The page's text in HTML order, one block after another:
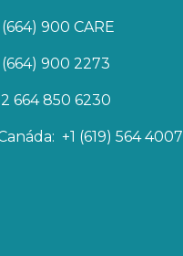
900 CARE
900 2273
664 850 6230
+1 (619) 564 4007